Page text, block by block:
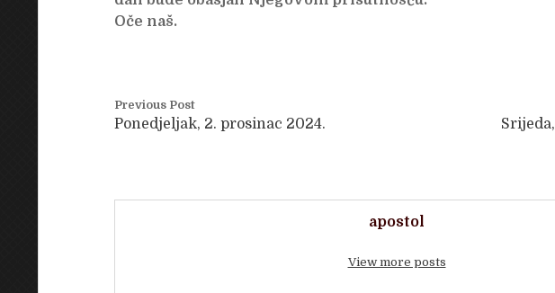
Oče naš.
Previous Post
Ponedjeljak, 2. prosinac 2024.
apostol
View more posts